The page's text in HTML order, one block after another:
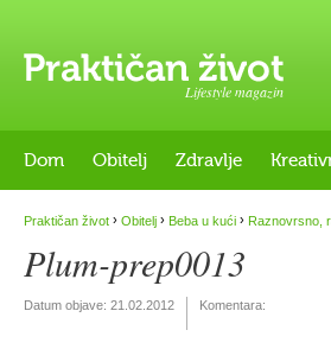
Lifestyle magazin
Dom Obitelj Zdravlje
Praktičan život › Obitelj › Beba u kući › Raznovrsno,
Plum-prep0013
Datum objave: 21.02.2012 Komentara: